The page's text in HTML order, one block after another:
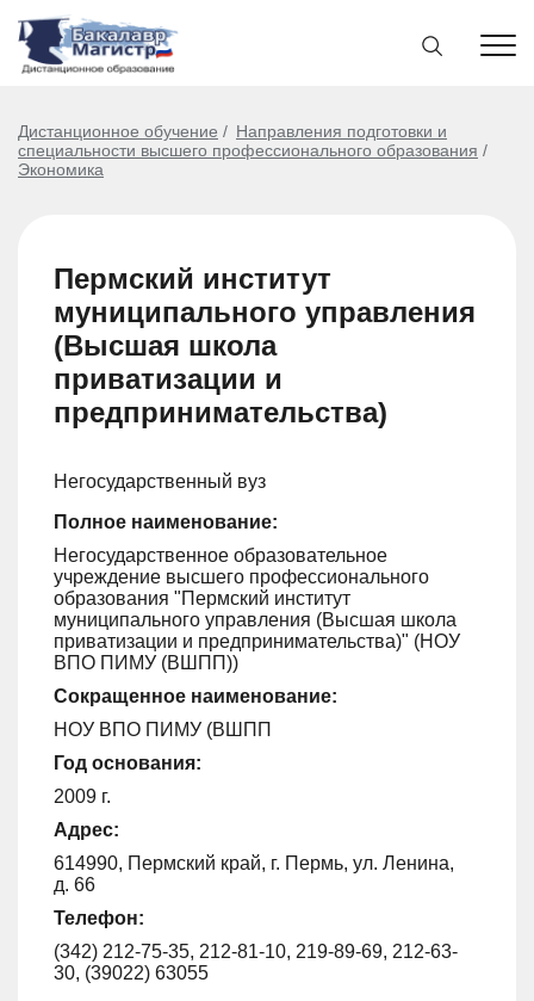
Дистанционное обучение
Направления подготовки и
специальности высшего профессионального образования
Экономика
Пермский институт
муниципального управления
(Высшая школа
приватизации и
предпринимательства)
Негосударственный вуз
Полное наименование:
Негосударственное образовательное
учреждение высшего профессионального
образования "Пермский институт
муниципального управления (Высшая школа
приватизации и предпринимательства)" (НОУ
ВПО ПИМУ (ВШПП))
Сокращенное наименование:
НОУ ВПО ПИМУ (ВШПП
Год основания:
2009 г.
Адрес:
614990, Пермский край, г. Пермь, ул. Ленина,
д. 66
Телефон:
(342) 212-75-35, 212-81-10, 219-89-69, 212-63-
30, (39022) 63055